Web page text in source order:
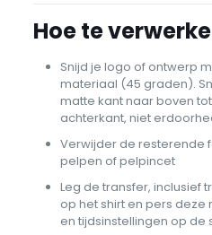
Hoe te
Snijd je logo of ontwerp
materiaal (45 graden).
matte kant naar boven
achterkant, niet
Verwijder de resterende
pelpen of pelpincet
Leg de transfer, inclusief
op het shirt en pers
en tijdsinstellingen op de